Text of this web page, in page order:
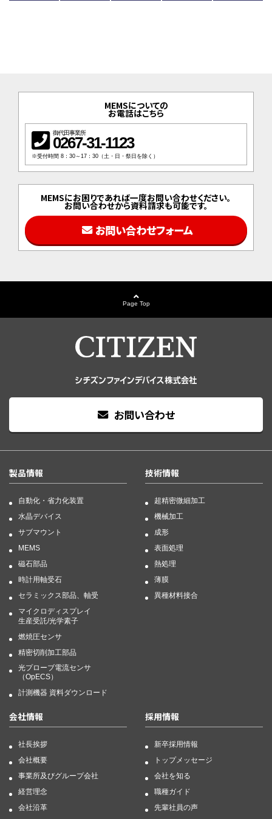
MEMSについての
お電話はこちら
御代田事業所
0267-31-1123
※受付時間 8：30～17：30（土・日・祭日を除く）
MEMSにお困りであれば一度お問い合わせください。
お問い合わせから資料請求も可能です。
お問い合わせフォーム
Page Top
お問い合わせ
製品情報
自動化・省力化装置
水晶デバイス
サブマウント
MEMS
磁石部品
時計用軸受石
セラミックス部品、軸受
マイクロディスプレイ
生産受託/光学素子
燃焼圧センサ
精密切削加工部品
光プローブ電流センサ
（OpECS）
計測機器 資料ダウンロード
技術情報
超精密微細加工
機械加工
成形
表面処理
熱処理
薄膜
異種材料接合
会社情報
社長挨拶
会社概要
事業所及びグループ会社
経営理念
会社沿革
採用情報
新卒採用情報
トップメッセージ
会社を知る
職種ガイド
先輩社員の声